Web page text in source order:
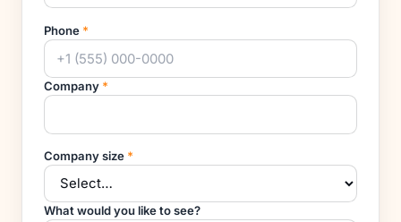
Phone *
Company *
Company size *
What would you like to see?